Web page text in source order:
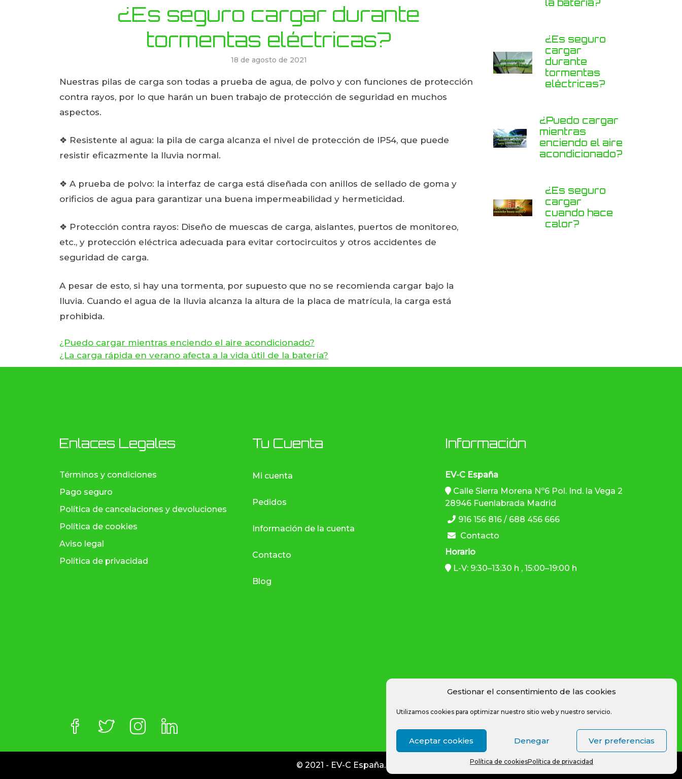
Gestionar el consentimiento de las cookies
Utilizamos cookies para optimizar nuestro sitio web y nuestro servicio.
Aceptar cookies Denegar Ver preferencias
Política de cookiesPolítica de privacidad
¿Es seguro cargar durante
tormentas eléctricas?
18 de agosto de 2021
Nuestras pilas de carga son todas a prueba de agua, de polvo y con funciones de protección
contra rayos, por lo que harán un buen trabajo de protección de seguridad en muchos
aspectos.
❖ Resistente al agua: la pila de carga alcanza el nivel de protección de IP54, que puede
resistir eficazmente la lluvia normal.
❖ A prueba de polvo: la interfaz de carga está diseñada con anillos de sellado de goma y
orificios de agua para garantizar una buena impermeabilidad y hermeticidad.
❖ Protección contra rayos: Diseño de muescas de carga, aislantes, puertos de monitoreo,
etc., y protección eléctrica adecuada para evitar cortocircuitos y otros accidentes de
seguridad de carga.
A pesar de esto, si hay una tormenta, por supuesto que no se recomienda cargar bajo la
lluvia. Cuando el agua de la lluvia alcanza la altura de la placa de matrícula, la carga está
prohibida.
¿Puedo cargar mientras enciendo el aire acondicionado?
¿La carga rápida en verano afecta a la vida útil de la batería?
la batería?
¿Es seguro
cargar
durante
tormentas
eléctricas?
¿Puedo cargar
mientras
enciendo el aire
acondicionado?
¿Es seguro
cargar
cuando hace
calor?
Enlaces Legales
Términos y condiciones
Pago seguro
Política de cancelaciones y devoluciones
Política de cookies
Aviso legal
Política de privacidad
Tu Cuenta
Mi cuenta
Pedidos
Información de la cuenta
Contacto
Blog
Información
EV-C España
Calle Sierra Morena Nº6 Pol. Ind. la Vega 2
28946 Fuenlabrada Madrid
916 156 816 / 688 456 666
Contacto
Horario
L-V: 9:30–13:30 h , 15:00–19:00 h
© 2021 - EV-C España.